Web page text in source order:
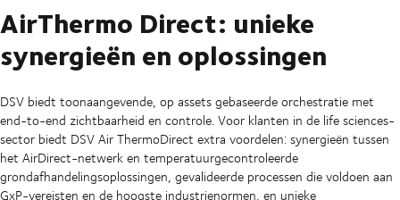
AirThermo Direct: unieke
synergieën en oplossingen
DSV biedt toonaangevende, op assets gebaseerde orchestratie met
end-to-end zichtbaarheid en controle. Voor klanten in de life sciences-
sector biedt DSV Air ThermoDirect extra voordelen: synergieën tussen
het AirDirect-netwerk en temperatuurgecontroleerde
grondafhandelingsoplossingen, gevalideerde processen die voldoen aan
GxP-vereisten en de hoogste industrienormen, en unieke